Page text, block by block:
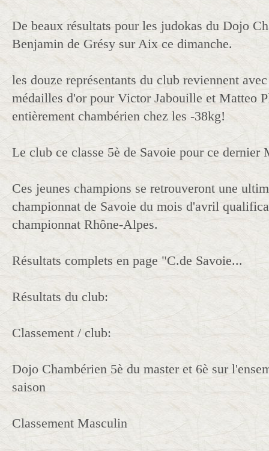
De beaux résultats pour les judokas du Dojo
Benjamin de Grésy sur Aix ce dimanche.
les douze représentants du club reviennent
médailles d'or pour Victor Jabouille et Matteo
entièrement chambérien chez les -38kg!
Le club ce classe 5è de Savoie pour ce dernier
Ces jeunes champions se retrouveront une
championnat de Savoie du mois d'avril
championnat Rhône-Alpes.
Résultats complets en page "C.de Savoie...
Résultats du club:
Classement / club:
Dojo Chambérien 5è du master et 6è sur
saison
Classement Masculin